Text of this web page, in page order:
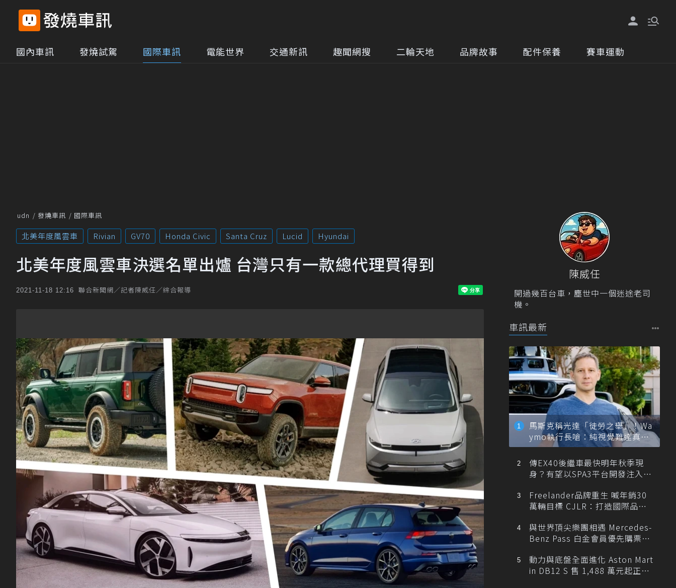
國內車訊 發燒試駕 國際車訊 電能世界 交通新訊 趣聞網搜 二輪天地 品牌故事 配件保養 賽車運動
udn 發燒車訊 國際車訊
北美年度風雲車 Rivian GV70 Honda Civic Santa Cruz Lucid Hyundai
北美年度風雲車決選名單出爐 台灣只有一款總代理買得到
2021-11-18 12:16 聯合新聞網／記者陳威任／綜合報導
陳威任
開過幾百台車，塵世中一個迷途老司
機。
車訊最新
馬斯克稱光達「徒勞之舉」！Wa
ymo執行長嗆：純視覺難達真正
自動駕駛
傳EX40後繼車最快明年秋季現
身？有望以SPA3平台開發注入80
Freelander品牌重生 喊年銷30
萬輛目標 CJLR：打造國際品牌
與世界頂尖樂團相遇 Mercedes-
Benz Pass 白金會員優先購票維
動力與底盤全面進化 Aston Mart
in DB12 S 售 1,488 萬元起正式